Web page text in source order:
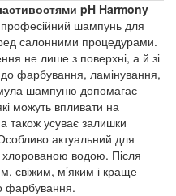
pH Harmony
шампунь для
салонними процедурами.
не лише з поверхні, а й зі
фарбування, ламінування,
шампуню допомагає
можуть впливати на
також усуває залишки
актуальний для
з хлорованою водою. Після
свіжим, м’яким і краще
фарбування.